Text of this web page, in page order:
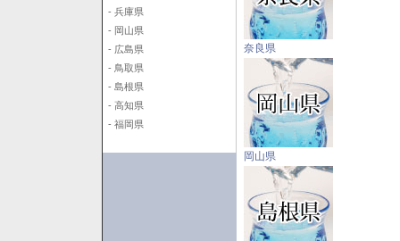
- 兵庫県
- 岡山県
- 広島県
- 鳥取県
- 島根県
- 高知県
- 福岡県
奈良県
岡山県